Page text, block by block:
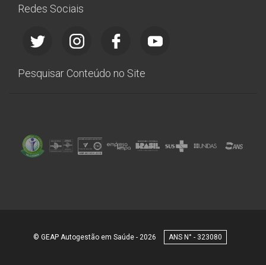
Redes Sociais
Pesquisar Conteúdo no Site
© GEAP Autogestão em Saúde - 2026 323080